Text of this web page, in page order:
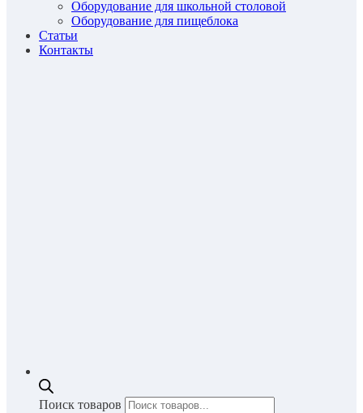
Оборудование для школьной столовой
Оборудование для пищеблока
Статьи
Контакты
Поиск товаров